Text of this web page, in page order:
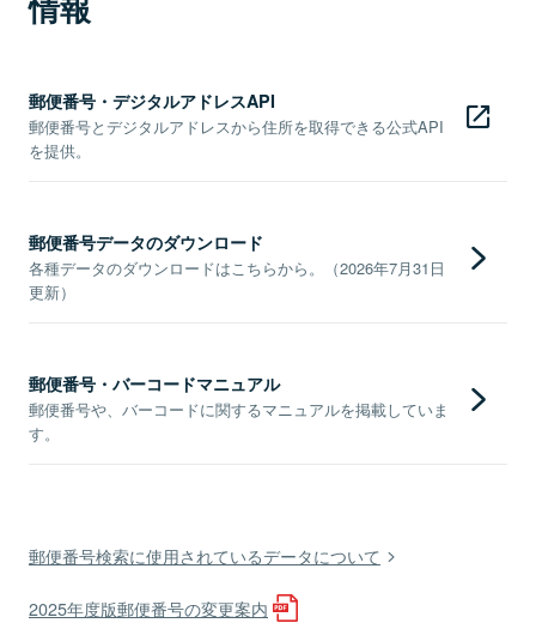
郵便番号・デジタルアドレスAPI
郵便番号とデジタルアドレスから住所を取得できる公式API
を提供。
郵便番号データのダウンロード
各種データのダウンロードはこちらから。（2026年7月31日
更新）
郵便番号・バーコードマニュアル
郵便番号や、バーコードに関するマニュアルを掲載していま
す。
郵便番号検索に使用されているデータについて
2025年度版郵便番号の変更案内